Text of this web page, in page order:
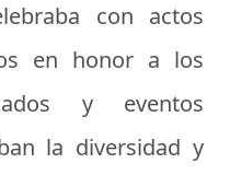
con actos
en honor a los
y eventos
la diversidad y